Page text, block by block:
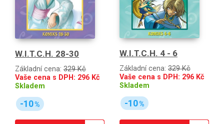
W.I.T.C.H. 28-30
Základní cena: 329 Kč
Vaše cena s DPH: 296 Kč
Skladem
-10%
W.I.T.C.H. 4 - 6
Základní cena: 329 Kč
Vaše cena s DPH: 296 Kč
Skladem
-10%